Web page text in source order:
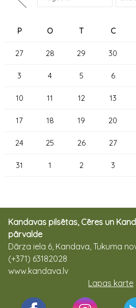
P O T C
27 28 29 30
3 4 5 6
10 11 12 13
17 18 19 20
24 25 26 27
31 1 2 3
Kandavas pilsētas, Cēres un
pārvalde
Dārza iela 6, Kandava, Tukuma
(+371) 63182028
www.kandava.lv
Lapas karte